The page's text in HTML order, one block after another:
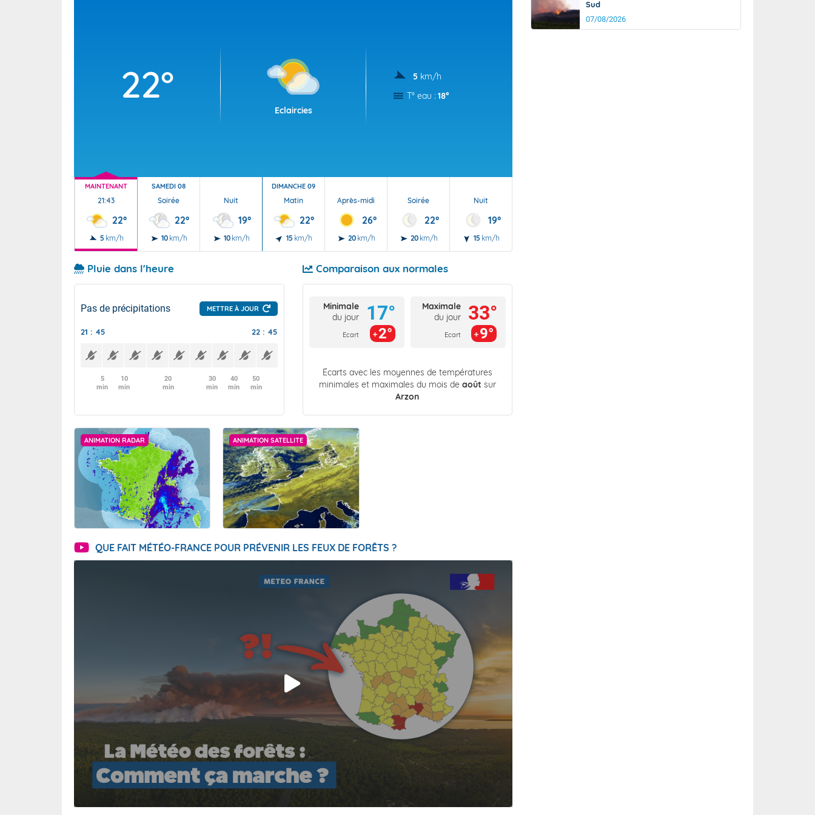
22°
Eclaircies
5 km/h
T° eau : 18°
MAINTENANT
21:43
22°
5 km/h
SAMEDI 08
Soirée
22°
10 km/h
Nuit
19°
10 km/h
DIMANCHE 09
Matin
22°
15 km/h
Après-midi
26°
20 km/h
Soirée
22°
20 km/h
Nuit
19°
15 km/h
Pluie dans l'heure
Pas de précipitations METTRE À JOUR
21 : 45 22 : 45
5
min
10
min
20
min
30
min
40
min
50
min
Comparaison aux normales
Minimale
du jour
Ecart
17°
2°
Maximale
du jour
Ecart
33°
9°
Écarts avec les moyennes de températures
minimales et maximales du mois de août sur
Arzon
ANIMATION RADAR ANIMATION SATELLITE
QUE FAIT MÉTÉO-FRANCE POUR PRÉVENIR LES FEUX DE FORÊTS ?
Sud
07/08/2026